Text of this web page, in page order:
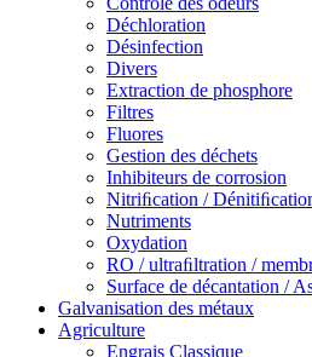
Déchloration
Désinfection
Divers
Extraction de phosphore
Filtres
Fluores
Gestion des déchets
Inhibiteurs de corrosion
Nitriﬁcation /
Nutriments
Oxydation
RO / ultraﬁltration /
Surface de décantation /
Galvanisation des métaux
Agriculture
Engrais Classique